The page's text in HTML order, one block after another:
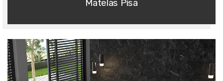
Matelas Pisa